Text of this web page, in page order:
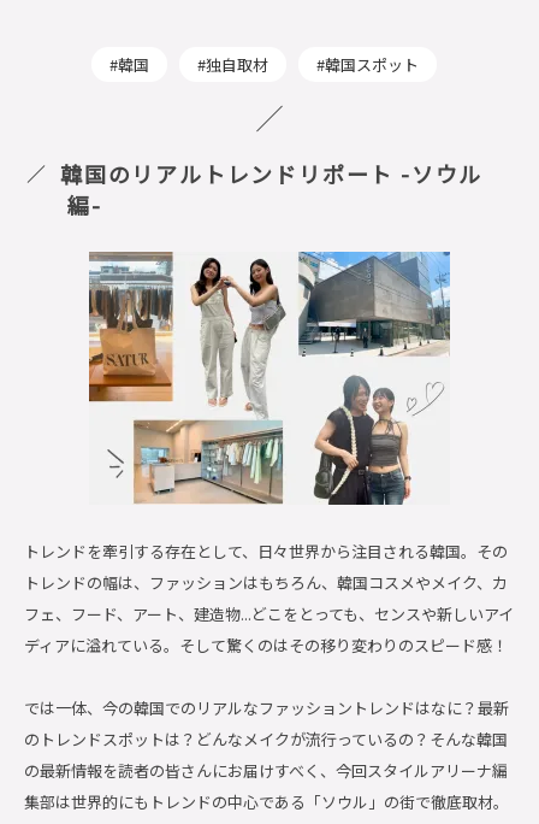
韓国 独自取材 韓国スポット
韓国のリアルトレンドリポート -ソウル
編-
トレンドを牽引する存在として、日々世界から注目される韓国。その
トレンドの幅は、ファッションはもちろん、韓国コスメやメイク、カ
フェ、フード、アート、建造物...どこをとっても、センスや新しいアイ
ディアに溢れている。そして驚くのはその移り変わりのスピード感！
では一体、今の韓国でのリアルなファッショントレンドはなに？最新
のトレンドスポットは？どんなメイクが流行っているの？そんな韓国
の最新情報を読者の皆さんにお届けすべく、今回スタイルアリーナ編
集部は世界的にもトレンドの中心である「ソウル」の街で徹底取材。